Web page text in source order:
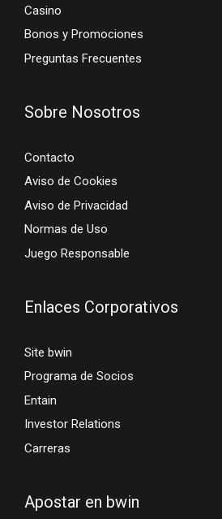
Casino
Bonos y Promociones
Preguntas Frecuentes
Sobre Nosotros
Contacto
Aviso de Cookies
Aviso de Privacidad
Normas de Uso
Juego Responsable
Enlaces Corporativos
Site bwin
Programa de Socios
Entain
Investor Relations
Carreras
Apostar en bwin